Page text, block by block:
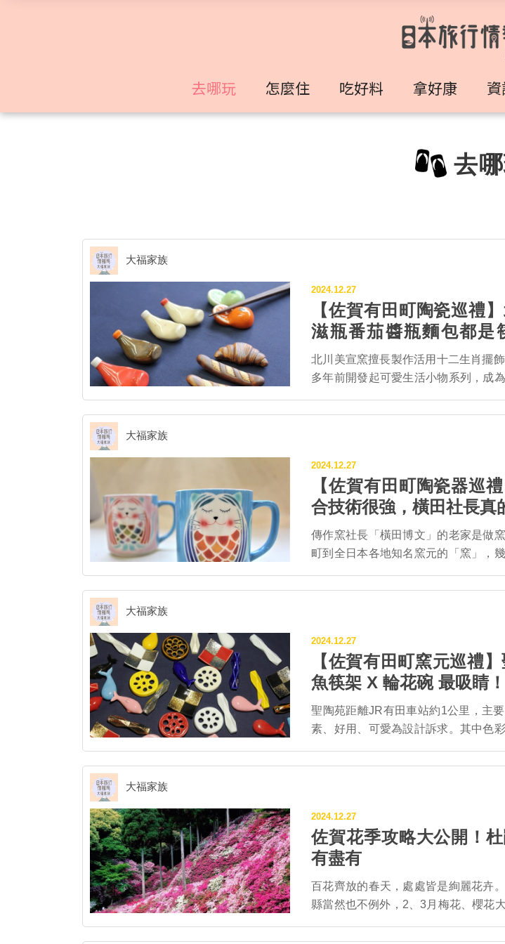
去哪玩 怎麼住 吃好料 拿好康
去
大福家族
2024.12.27
【佐賀有田町陶瓷巡禮
滋瓶番茄醬瓶麵包都是
啦！
北川美宣窯擅長製作活用十二生肖擺
多年前開發起可愛生活小物系列，成
銷也長銷。 負責作品開發製作的北川
的表情也超級療癒。正在游泳的白熊、鯨鯊
到注目的則是美乃滋瓶和番茄醬瓶筷
類掀起了收集風潮。新上市的麵包系
個。 地 址：有田町赤坂丙2842-5 電 話：0955-43-2149 營
業時間：8:30～17:00 公 休 日：週日
始 交 ...
大福家族
2024.12.27
【佐賀有田町陶瓷器巡
合技術很強，橫田社長真
傳作窯社長「橫田博文」的老家是做
町到全日本各地知名窯元的「窯」，
出有田燒的嶄新傳統，是我們的基本
｢組合窯變｣器皿，最初是受到名門飯
土器皿，但中間盛放料理的部分必
正、耗費3年時光終於完成。 此外，傳作窯還有一項獨家商品
以800度低溫燒製而成，也因此顏色
統陶瓷的素雅。 最新作品是｢黑助｣，徹底發揮對陶土陶石特性的了
解，内側以shining china技術完成...
大福家族
2024.12.27
【佐賀有田町窯元巡禮
魚筷架 X 輪花碗 最吸睛！
聖陶苑距離JR有田車站約1公里，主
素、好用、可愛為設計訴求。其中色
為意象製成的輪花(りんか)系列碗盤
長田中良二還會在門口請吃烤地瓜呢！ 如果想要參觀窯廠工房，僅
限平日，只能日文講解，需事前電話預約。 地 址：有田
川内1-2-1 電 話：0955-42-2570 營
15...
大福家族
2024.12.27
佐賀花季攻略大公開！
有盡有
百花齊放的春天，處處皆是絢麗花卉
縣當然也不例外，2、3月梅花、櫻花
4、5月佐賀人氣賞花景點，快把中意